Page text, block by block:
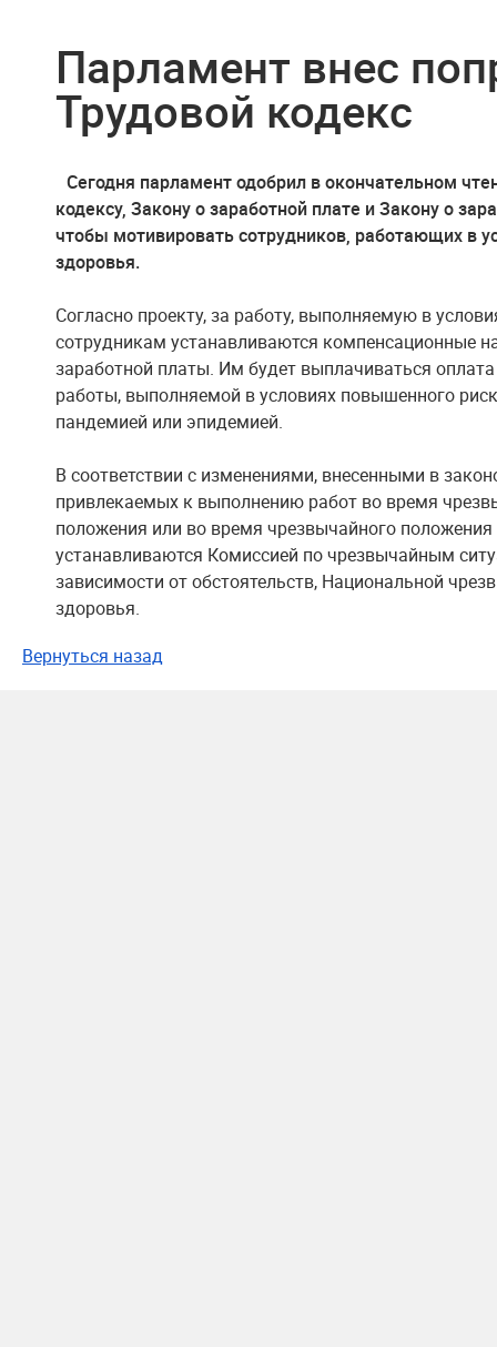
Парламент внес
Трудовой кодекс
Сегодня парламент одобрил в окончательном
кодексу, Закону о заработной плате и Закону о
чтобы мотивировать сотрудников, работающих в
здоровья.
Согласно проекту, за работу, выполняемую в
сотрудникам устанавливаются компенсационные
заработной платы. Им будет выплачиваться
работы, выполняемой в условиях повышенного
пандемией или эпидемией.
В соответствии с изменениями, внесенными в
привлекаемых к выполнению работ во время
положения или во время чрезвычайного положения
устанавливаются Комиссией по чрезвычайным
зависимости от обстоятельств, Национальной
здоровья.
Вернуться назад